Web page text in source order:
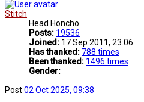
Stitch
Head Honcho
Posts: 19536
Joined: 17 Sep 2011, 23:06
Has thanked: 788 times
Been thanked: 1496 times
Gender:
Post02 Oct 2025, 09:38